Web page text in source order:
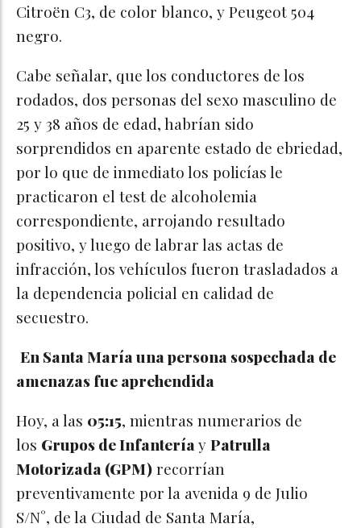
Citroën C3, de color blanco, y Peugeot 504
negro.
Cabe señalar, que los conductores de los
rodados, dos personas del sexo masculino de
25 y 38 años de edad, habrían sido
sorprendidos en aparente estado de ebriedad,
por lo que de inmediato los policías le
practicaron el test de alcoholemia
correspondiente, arrojando resultado
positivo, y luego de labrar las actas de
infracción, los vehículos fueron trasladados a
la dependencia policial en calidad de
secuestro.
En Santa María una persona sospechada de
amenazas fue aprehendida
Hoy, a las 05:15, mientras numerarios de
los Grupos de InfanteríayPatrulla
Motorizada (GPM)recorrían
preventivamente por la avenida 9 de Julio
S/N°, de la Ciudad de Santa María,